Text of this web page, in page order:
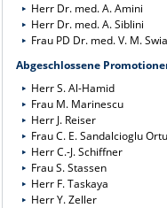
Herr Dr. med. A. Amini
Herr Dr. med. A. Siblini
Frau PD Dr. med. V. M.
Abgeschlossene
Herr S. Al-Hamid
Frau M. Marinescu
Herr J. Reiser
Frau C. E. Sandalcioglu
Herr C.-J. Schiffner
Frau S. Stassen
Herr F. Taskaya
Herr Y. Zeller